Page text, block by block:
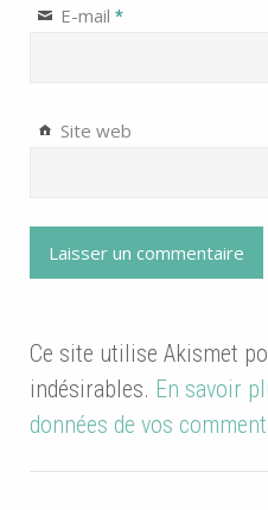
E-mail *
Site web
Ce site utilise Akismet
indésirables. En savoir
données de vos